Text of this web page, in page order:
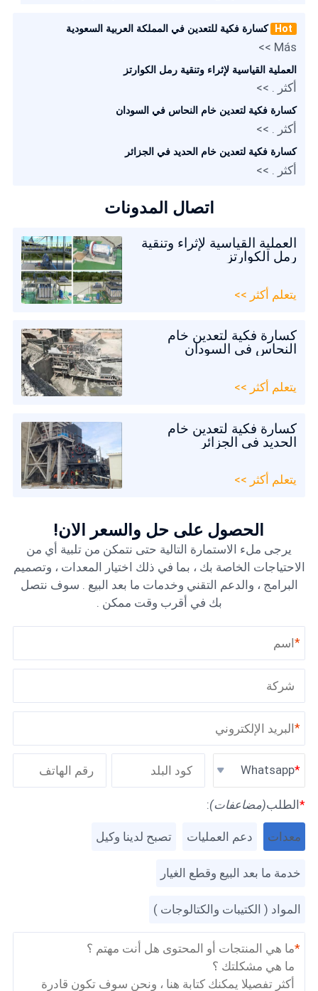
Hot كسارة فكية للتعدين في المملكة العربية السعودية
Más >>
العملية القياسية لإثراء وتنقية رمل الكوارتز
أكثر . >>
كسارة فكية لتعدين خام النحاس في السودان
أكثر . >>
كسارة فكية لتعدين خام الحديد في الجزائر
أكثر . >>
اتصال المدونات
العملية القياسية لإثراء وتنقية
رمل الكوارتز
يتعلم أكثر >>
كسارة فكية لتعدين خام
النحاس في السودان
يتعلم أكثر >>
كسارة فكية لتعدين خام
الحديد في الجزائر
يتعلم أكثر >>
الحصول على حل والسعر الآن!
يرجى ملء الاستمارة التالية حتى نتمكن من تلبية أي من
الاحتياجات الخاصة بك ، بما في ذلك اختيار المعدات ، وتصميم
البرامج ، والدعم التقني وخدمات ما بعد البيع . سوف نتصل
بك في أقرب وقت ممكن .
*
*
Whatsapp
*الطلب(مضاعفات):
معدات دعم العمليات تصبح لدينا وكيل
خدمة ما بعد البيع وقطع الغيار
المواد ( الكتيبات والكتالوجات )
*